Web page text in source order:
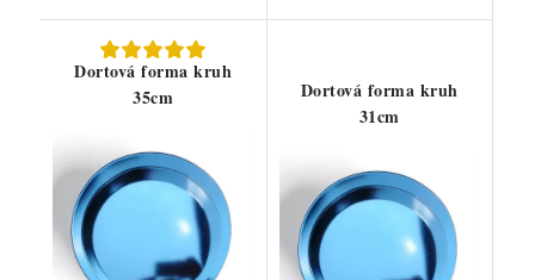
Dortová forma kruh
35cm
Dortová forma kruh
31cm